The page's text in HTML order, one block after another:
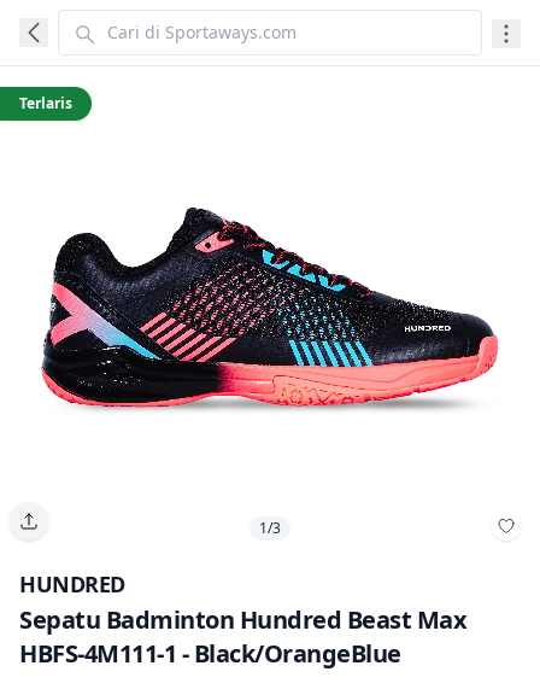
Terlaris
1/3
HUNDRED
Sepatu Badminton Hundred Beast Max
HBFS-4M111-1 - Black/OrangeBlue